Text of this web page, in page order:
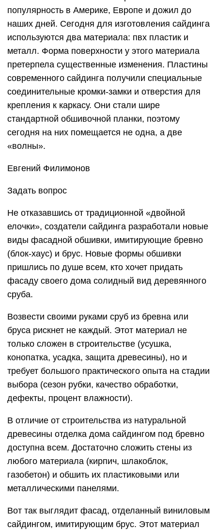
популярность в Америке, Европе и дожил до
наших дней. Сегодня для изготовления сайдинга
используются два материала: пвх пластик и
металл. Форма поверхности у этого материала
претерпела существенные изменения. Пластины
современного сайдинга получили специальные
соединительные кромки-замки и отверстия для
крепления к каркасу. Они стали шире
стандартной обшивочной планки, поэтому
сегодня на них помещается не одна, а две
«волны».
Евгений Филимонов
Задать вопрос
Не отказавшись от традиционной «двойной
елочки», создатели сайдинга разработали новые
виды фасадной обшивки, имитирующие бревно
(блок-хаус) и брус. Новые формы обшивки
пришлись по душе всем, кто хочет придать
фасаду своего дома солидный вид деревянного
сруба.
Возвести своими руками сруб из бревна или
бруса рискнет не каждый. Этот материал не
только сложен в строительстве (усушка,
конопатка, усадка, защита древесины), но и
требует большого практического опыта на стадии
выбора (сезон рубки, качество обработки,
дефекты, процент влажности).
В отличие от строительства из натуральной
древесины отделка дома сайдингом под бревно
доступна всем. Достаточно сложить стены из
любого материала (кирпич, шлакоблок,
газобетон) и обшить их пластиковыми или
металлическими панелями.
Вот так выглядит фасад, отделанный виниловым
сайдингом, имитирующим брус. Этот материал